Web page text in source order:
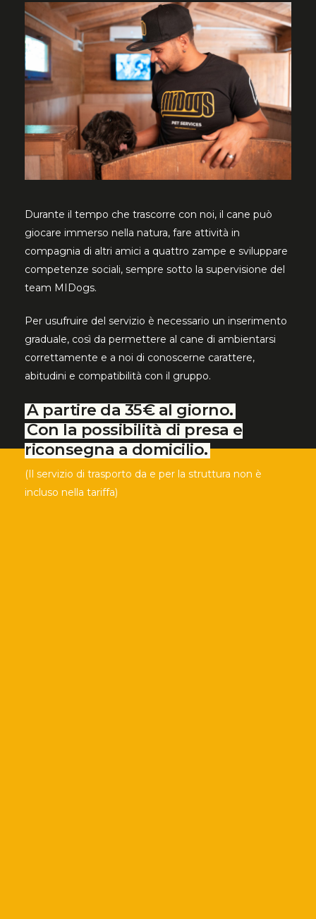
Durante il tempo che trascorre con noi, il cane può
giocare immerso nella natura, fare attività in
compagnia di altri amici a quattro zampe e sviluppare
competenze sociali, sempre sotto la supervisione del
team MIDogs.
Per usufruire del servizio è necessario un inserimento
graduale, così da permettere al cane di ambientarsi
correttamente e a noi di conoscerne carattere,
abitudini e compatibilità con il gruppo.
A partire da 35€ al giorno.
Con la possibilità di presa e
riconsegna a domicilio.
(Il servizio di trasporto da e per la struttura non è
incluso nella tariffa)